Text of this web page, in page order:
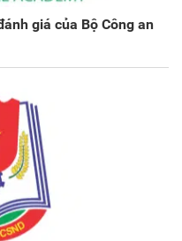
giá của Bộ Công an